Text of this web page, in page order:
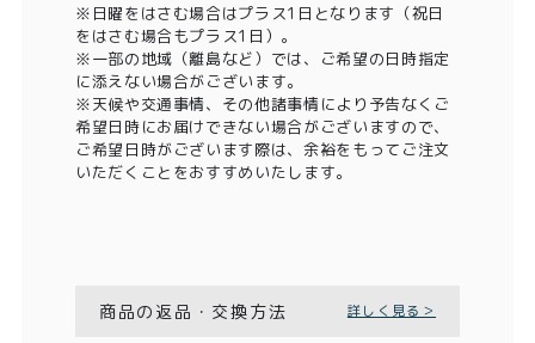
※日曜をはさむ場合はプラス1日となります（祝日
をはさむ場合もプラス1日）。
※一部の地域（離島など）では、ご希望の日時指定
に添えない場合がございます。
※天候や交通事情、その他諸事情により予告なくご
希望日時にお届けできない場合がございますので、
ご希望日時がございます際は、余裕をもってご注文
いただくことをおすすめいたします。
商品の返品・交換方法 詳しく見る＞